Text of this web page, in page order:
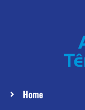
Home